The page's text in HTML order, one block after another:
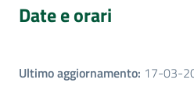
Date e orari
Ultimo aggiornamento: 17-03-